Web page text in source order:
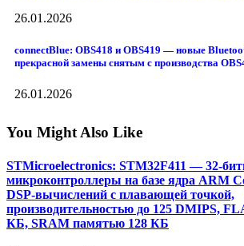
26.01.2026
connectBlue: OBS418 и OBS419 — новые
прекрасной замены снятым с производства
26.01.2026
You Might Also Like
STMicroelectronics: STM32F411 — 32-
микроконтроллеры на базе ядра ARM
DSP-вычислений с плавающей точкой,
производительностью до 125 DMIPS,
КБ, SRAM памятью 128 КБ